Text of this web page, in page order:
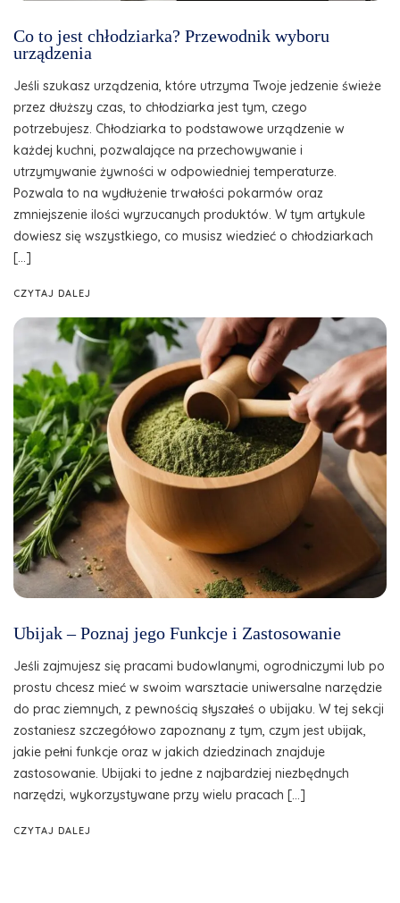
Co to jest chłodziarka? Przewodnik wyboru
urządzenia
Jeśli szukasz urządzenia, które utrzyma Twoje jedzenie świeże
przez dłuższy czas, to chłodziarka jest tym, czego
potrzebujesz. Chłodziarka to podstawowe urządzenie w
każdej kuchni, pozwalające na przechowywanie i
utrzymywanie żywności w odpowiedniej temperaturze.
Pozwala to na wydłużenie trwałości pokarmów oraz
zmniejszenie ilości wyrzucanych produktów. W tym artykule
dowiesz się wszystkiego, co musisz wiedzieć o chłodziarkach
[…]
CZYTAJ DALEJ
Ubijak – Poznaj jego Funkcje i Zastosowanie
Jeśli zajmujesz się pracami budowlanymi, ogrodniczymi lub po
prostu chcesz mieć w swoim warsztacie uniwersalne narzędzie
do prac ziemnych, z pewnością słyszałeś o ubijaku. W tej sekcji
zostaniesz szczegółowo zapoznany z tym, czym jest ubijak,
jakie pełni funkcje oraz w jakich dziedzinach znajduje
zastosowanie. Ubijaki to jedne z najbardziej niezbędnych
narzędzi, wykorzystywane przy wielu pracach […]
CZYTAJ DALEJ